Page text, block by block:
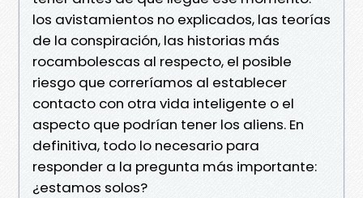
los avistamientos no explicados, las teorías
de la conspiración, las historias más
rocambolescas al respecto, el posible
riesgo que correríamos al establecer
contacto con otra vida inteligente o el
aspecto que podrían tener los aliens. En
definitiva, todo lo necesario para
responder a la pregunta más importante:
¿estamos solos?